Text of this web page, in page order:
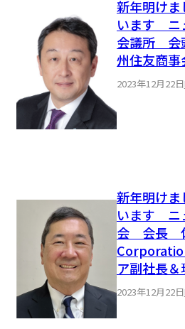
新年明けま
います ニ
会議所
州住友商事
2023年12月22日
新年明けま
います ニ
会 会長
ア副社長＆
2023年12月22日